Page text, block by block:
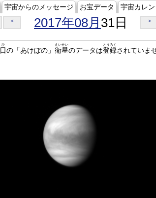
宇宙からのメッセージ お宝データ 宇宙カレ
< 2017年08月 31日 >
日
ひ
の「あけぼの」 衛星
えいせい
のデータは登録
とうろく
されていま